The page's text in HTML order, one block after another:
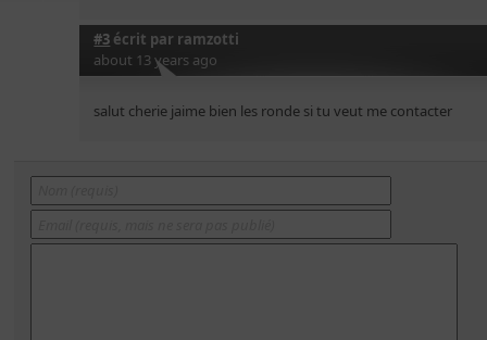
#3 écrit par ramzotti
about 13 years ago
salut cherie jaime bien les ronde si tu veut me contacter